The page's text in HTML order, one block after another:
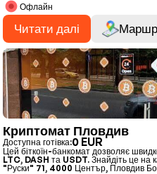
Офлайн
Читати далі
Криптомат Пловдив
Доступна готівка:0 EUR
Цей біткоїн-банкомат дозволяє
LTC, DASH та USDT. Знайдіть це на
"Руски" 71, 4000 Център, Пловдив